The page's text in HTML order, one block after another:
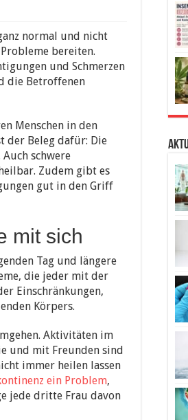
normal und nicht
bereiten.
und Schmerzen
die Betroffenen
Menschen in den
der Beleg dafür: Die
schwere
Zudem gibt es
gut in den Griff
mit sich
Tag und längere
die jeder mit der
Einschränkungen,
Körpers.
Aktivitäten im
und mit Freunden sind
immer heilen lassen
ein Problem,
jede dritte Frau davon